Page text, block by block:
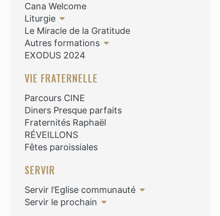
Cana Welcome
Liturgie
Le Miracle de la Gratitude
Autres formations
EXODUS 2024
VIE FRATERNELLE
Parcours CINE
Diners Presque parfaits
Fraternités Raphaël
RÉVEILLONS
Fêtes paroissiales
SERVIR
Servir l’Eglise communauté
Servir le prochain